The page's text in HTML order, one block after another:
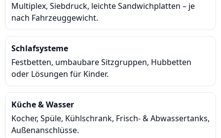
Multiplex, Siebdruck, leichte Sandwichplatten – je
nach Fahrzeuggewicht.
Schlafsysteme
Festbetten, umbaubare Sitzgruppen, Hubbetten
oder Lösungen für Kinder.
Küche & Wasser
Kocher, Spüle, Kühlschrank, Frisch- & Abwassertanks,
Außenanschlüsse.